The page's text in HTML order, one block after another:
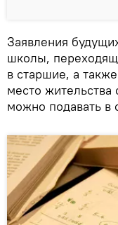
Заявления
школы,
в старшие, а
место жительства
можно подавать в